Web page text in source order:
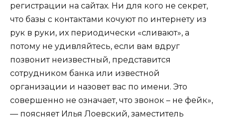
регистрации на сайтах. Ни для кого не секрет,
что базы с контактами кочуют по интернету из
рук в руки, их периодически «сливают», а
потому не удивляйтесь, если вам вдруг
позвонит неизвестный, представится
сотрудником банка или известной
организации и назовет вас по имени. Это
совершенно не означает, что звонок – не фейк»,
— поясняет Илья Лоевский, заместитель